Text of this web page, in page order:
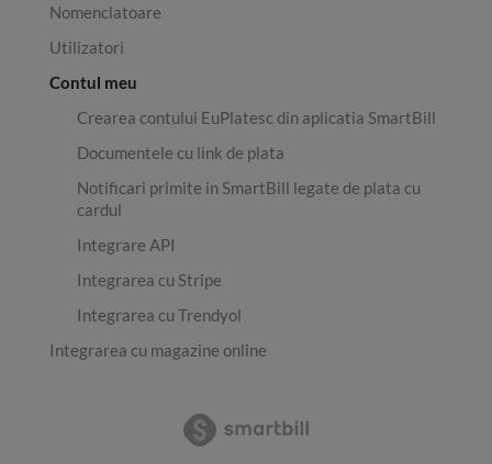
Nomenclatoare
Utilizatori
Contul meu
Crearea contului EuPlatesc din aplicatia SmartBill
Documentele cu link de plata
Notificari primite in SmartBill legate de plata cu
cardul
Integrare API
Integrarea cu Stripe
Integrarea cu Trendyol
Integrarea cu magazine online